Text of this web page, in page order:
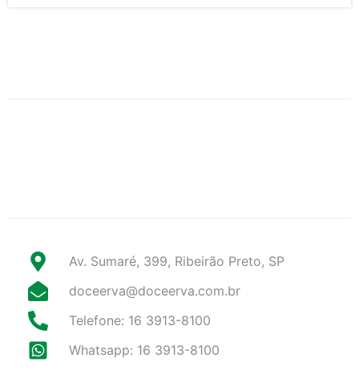
Av. Sumaré, 399, Ribeirão Preto, SP
doceerva@doceerva.com.br
Telefone: 16 3913-8100
Whatsapp: 16 3913-8100